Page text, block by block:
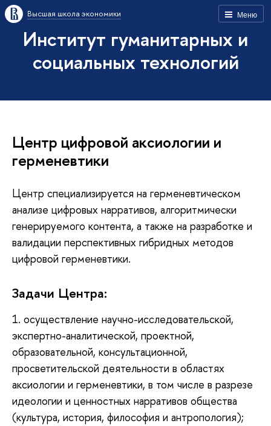
Меню
Высшая школа экономики
Институт гуманитарных и
социальных технологий
Центр цифровой аксиологии и
герменевтики
Центр специализируется на герменевтическом
анализе цифровых нарративов, алгоритмически
генерируемого контента, а также на разработке и
валидации перспективных гибридных методов
цифровой герменевтики.
Задачи Центра:
1. осуществление научно-исследовательской,
экспертно-аналитической, проектной,
образовательной, консультационной,
просветительской деятельности в областях
аксиологии и герменевтики, в том числе в разрезе
идеологии и ценностных нарративов общества
(культура, история, философия и антропология);